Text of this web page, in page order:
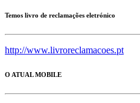
Temos livro de reclamações eletrónico
http://www.livroreclamacoes.pt
O ATUAL MOBILE